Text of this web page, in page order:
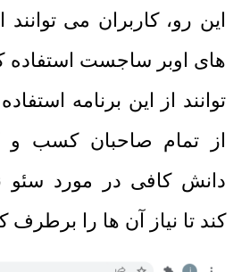
این رو، کاربران می توانند
های اوبر ساجست استفاده
توانند از این برنامه
از تمام صاحبان کسب و
دانش کافی در مورد سئو
کند تا نیاز آن ها را برطرف